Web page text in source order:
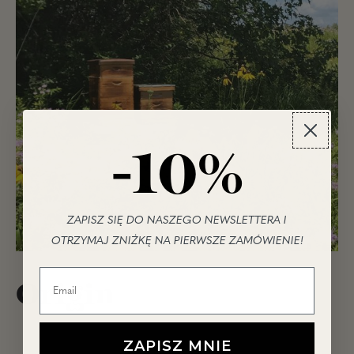
Origin
-10%
ZAPISZ SIĘ DO NASZEGO NEWSLETTERA I
OTRZYMAJ ZNIŻKĘ NA PIERWSZE ZAMÓWIENIE!
ZAPISZ MNIE